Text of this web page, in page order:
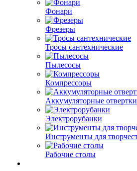
Фонари
Фрезеры
Тросы сантехнические
Пылесосы
Компрессоры
Аккумуляторные отвертки
Электрорубанки
Инструменты для
Рабочие столы